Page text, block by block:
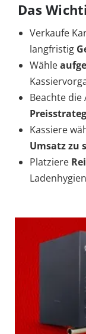
Das
Verkaufe
langfristig
Wähle
Beachte die
Kassiere
Umsatz zu
Platziere